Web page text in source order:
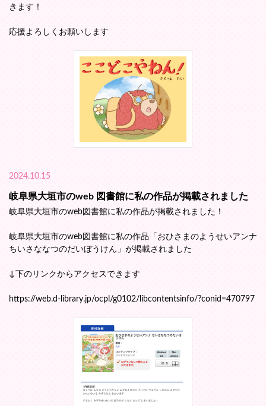
きます！
応援よろしくお願いします
2024.10.15
岐阜県大垣市のweb 図書館に私の作品が掲載されました
岐阜県大垣市のweb図書館に私の作品が掲載されました！
岐阜県大垣市のweb図書館に私の作品「おひさまのようせいアンナ
ちいさななつのだいぼうけん」が掲載されました
↓下のリンクからアクセスできます
https://web.d-library.jp/ocpl/g0102/libcontentsinfo/?conid=470797